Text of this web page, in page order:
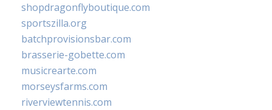
shopdragonflyboutique.com
sportszilla.org
batchprovisionsbar.com
brasserie-gobette.com
musicrearte.com
morseysfarms.com
riverviewtennis.com